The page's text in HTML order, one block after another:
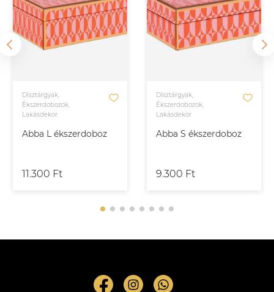
Abba L ékszerdoboz
Dísztárgyak,
Ékszerdobozok,
Lakásdekor
11.300 Ft
Abba S ékszerdoboz
Dísztárgyak,
Ékszerdobozok,
Lakásdekor
9.300 Ft